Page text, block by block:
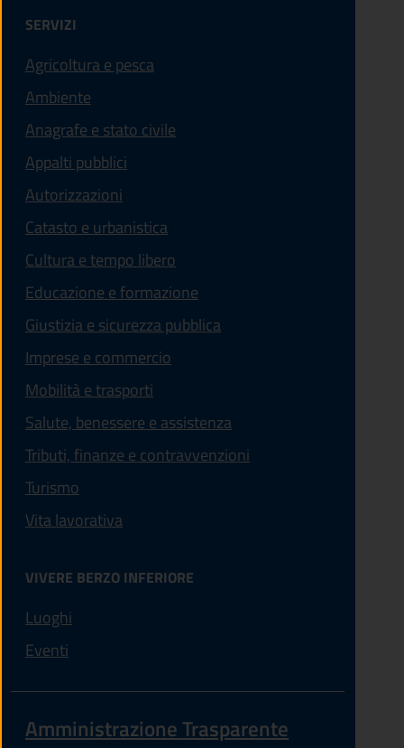
SERVIZI
Agricoltura e pesca
Ambiente
Anagrafe e stato civile
Appalti pubblici
Autorizzazioni
Catasto e urbanistica
Cultura e tempo libero
Educazione e formazione
Giustizia e sicurezza pubblica
Imprese e commercio
Mobilità e trasporti
Salute, benessere e assistenza
Tributi, finanze e contravvenzioni
Turismo
Vita lavorativa
VIVERE BERZO INFERIORE
Luoghi
Eventi
Amministrazione Trasparente